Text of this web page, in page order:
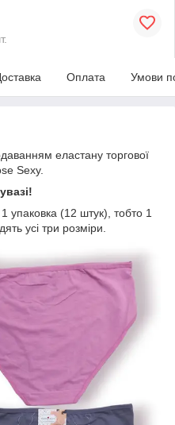
Оплата Умови
еластану торгової
Sexy.
упаковка (12 штук), тобто 1
усі три розміри.